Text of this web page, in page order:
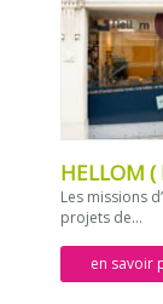
HELLOM
Les missions
projets de...
en savoir